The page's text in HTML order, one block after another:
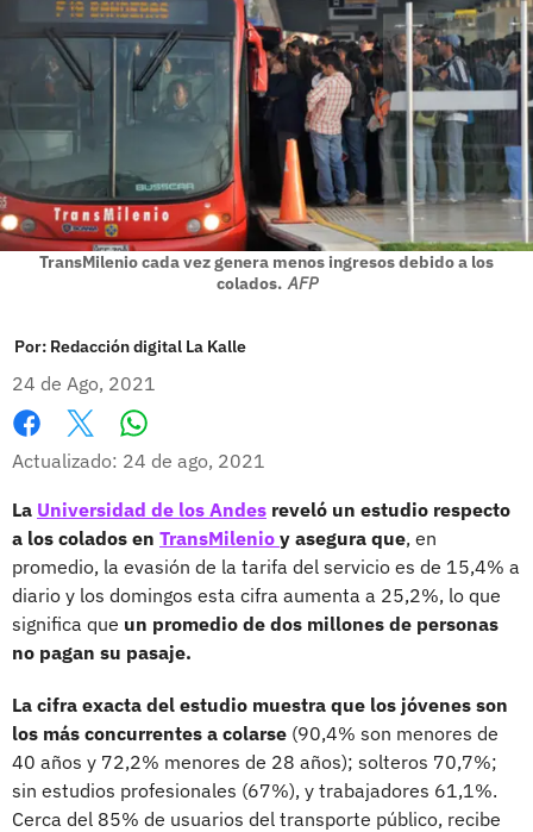
TransMilenio cada vez genera menos ingresos debido a los
colados. AFP
Por: Redacción digital La Kalle
24 de Ago, 2021
Facebook
X
Actualizado: 24 de ago, 2021
La Universidad de los Andes reveló un estudio respecto
a los colados en TransMilenio y asegura que, en
promedio, la evasión de la tarifa del servicio es de 15,4% a
diario y los domingos esta cifra aumenta a 25,2%, lo que
significa que un promedio de dos millones de personas
no pagan su pasaje.
La cifra exacta del estudio muestra que los jóvenes son
los más concurrentes a colarse (90,4% son menores de
40 años y 72,2% menores de 28 años); solteros 70,7%;
sin estudios profesionales (67%), y trabajadores 61,1%.
Cerca del 85% de usuarios del transporte público, recibe